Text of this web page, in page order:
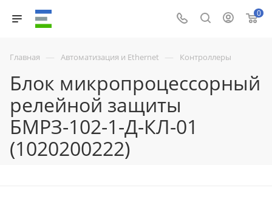
0
Главная — Автоматизация и Ethernet — Контроллеры
Блок микропроцессорный
релейной защиты
БМРЗ-102-1-Д-КЛ-01
(1020200222)